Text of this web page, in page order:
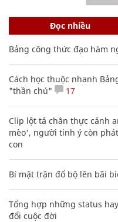
Đọc nhiều
Bảng công thức đạo hàm
Cách học thuộc nhanh
"thần chú"
17
Clip lột tả chân thực cảnh
mèo', người tinh ý còn
con
Bí mật trận đổ bộ lên bãi
Tổng hợp những status
đổi cuộc đời